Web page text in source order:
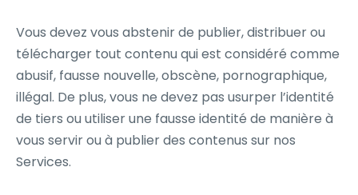
Vous devez vous abstenir de publier, distribuer ou
télécharger tout contenu qui est considéré comme
abusif, fausse nouvelle, obscène, pornographique,
illégal. De plus, vous ne devez pas usurper l’identité
de tiers ou utiliser une fausse identité de manière à
vous servir ou à publier des contenus sur nos
Services.